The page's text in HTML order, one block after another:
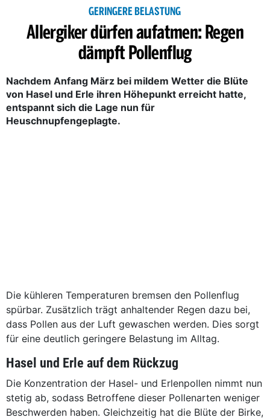
GERINGERE BELASTUNG
Allergiker dürfen aufatmen: Regen
dämpft Pollenflug
Nachdem Anfang März bei mildem Wetter die Blüte
von Hasel und Erle ihren Höhepunkt erreicht hatte,
entspannt sich die Lage nun für
Heuschnupfengeplagte.
Die kühleren Temperaturen bremsen den Pollenflug
spürbar. Zusätzlich trägt anhaltender Regen dazu bei,
dass Pollen aus der Luft gewaschen werden. Dies sorgt
für eine deutlich geringere Belastung im Alltag.
Hasel und Erle auf dem Rückzug
Die Konzentration der Hasel- und Erlenpollen nimmt nun
stetig ab, sodass Betroffene dieser Pollenarten weniger
Beschwerden haben. Gleichzeitig hat die Blüte der Birke,